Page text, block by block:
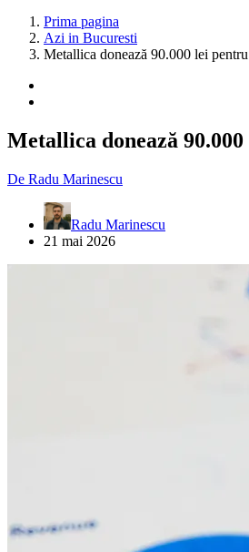
Prima pagina
Azi in Bucuresti
Metallica donează 90.000 lei
Metallica donează
De Radu Marinescu
Radu Marinescu
21 mai 2026